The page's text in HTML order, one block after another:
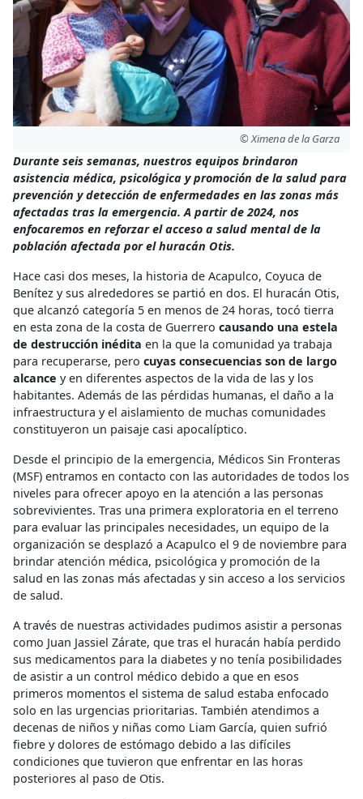
© Ximena de la Garza
Durante seis semanas, nuestros equipos brindaron
asistencia médica, psicológica y promoción de la salud para
prevención y detección de enfermedades en las zonas más
afectadas tras la emergencia. A partir de 2024, nos
enfocaremos en reforzar el acceso a salud mental de la
población afectada por el huracán Otis.
Hace casi dos meses, la historia de Acapulco, Coyuca de
Benítez y sus alrededores se partió en dos. El huracán Otis,
que alcanzó categoría 5 en menos de 24 horas, tocó tierra
en esta zona de la costa de Guerrero causando una estela
de destrucción inédita en la que la comunidad ya trabaja
para recuperarse, pero cuyas consecuencias son de largo
alcance y en diferentes aspectos de la vida de las y los
habitantes. Además de las pérdidas humanas, el daño a la
infraestructura y el aislamiento de muchas comunidades
constituyeron un paisaje casi apocalíptico.
Desde el principio de la emergencia, Médicos Sin Fronteras
(MSF) entramos en contacto con las autoridades de todos los
niveles para ofrecer apoyo en la atención a las personas
sobrevivientes. Tras una primera exploratoria en el terreno
para evaluar las principales necesidades, un equipo de la
organización se desplazó a Acapulco el 9 de noviembre para
brindar atención médica, psicológica y promoción de la
salud en las zonas más afectadas y sin acceso a los servicios
de salud.
A través de nuestras actividades pudimos asistir a personas
como Juan Jassiel Zárate, que tras el huracán había perdido
sus medicamentos para la diabetes y no tenía posibilidades
de asistir a un control médico debido a que en esos
primeros momentos el sistema de salud estaba enfocado
solo en las urgencias prioritarias. También atendimos a
decenas de niños y niñas como Liam García, quien sufrió
fiebre y dolores de estómago debido a las difíciles
condiciones que tuvieron que enfrentar en las horas
posteriores al paso de Otis.